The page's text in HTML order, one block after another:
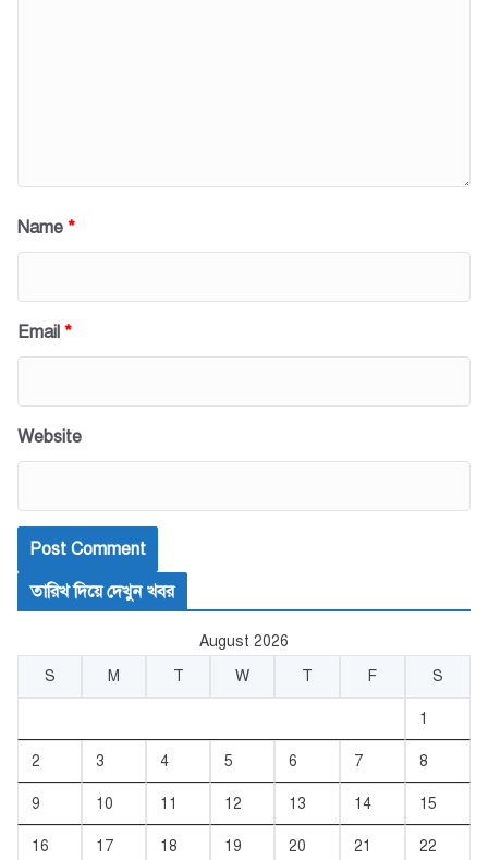
Name *
Email *
Website
তারিখ দিয়ে দেখুন খবর
August 2026
S
M T W T F S
1
2 3 4 5 6 7 8
9 10 11 12 13 14 15
16 17 18 19 20 21 22